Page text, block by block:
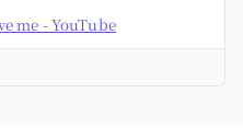
me - YouTube